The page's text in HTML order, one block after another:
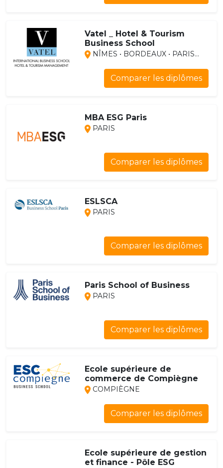
Vatel _ Hotel & Tourism
Business School
NÎMES • BORDEAUX • PARIS...
Comparer les diplômes
MBA ESG Paris
PARIS
Comparer les diplômes
ESLSCA
PARIS
Comparer les diplômes
Paris School of Business
PARIS
Comparer les diplômes
Ecole supérieure de
commerce de Compiègne
COMPIÈGNE
Comparer les diplômes
Ecole supérieure de gestion
et finance - Pôle ESG